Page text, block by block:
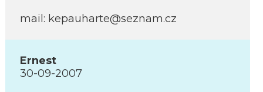
mail: kepauharte@seznam.cz
Ernest
30-09-2007